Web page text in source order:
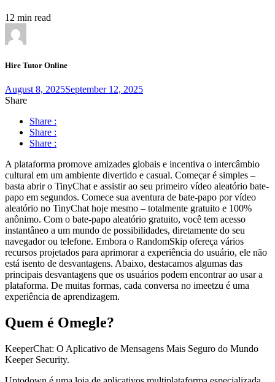
12 min read
Hire Tutor Online
August 8, 2025September 12, 2025
Share
Share :
Share :
Share :
A plataforma promove amizades globais e incentiva o intercâmbio
cultural em um ambiente divertido e casual. Começar é simples –
basta abrir o TinyChat e assistir ao seu primeiro vídeo aleatório bate-
papo em segundos. Comece sua aventura de bate-papo por vídeo
aleatório no TinyChat hoje mesmo – totalmente gratuito e 100%
anônimo. Com o bate-papo aleatório gratuito, você tem acesso
instantâneo a um mundo de possibilidades, diretamente do seu
navegador ou telefone. Embora o RandomSkip ofereça vários
recursos projetados para aprimorar a experiência do usuário, ele não
está isento de desvantagens. Abaixo, destacamos algumas das
principais desvantagens que os usuários podem encontrar ao usar a
plataforma. De muitas formas, cada conversa no imeetzu é uma
experiência de aprendizagem.
Quem é Omegle?
KeeperChat: O Aplicativo de Mensagens Mais Seguro do Mundo
Keeper Security.